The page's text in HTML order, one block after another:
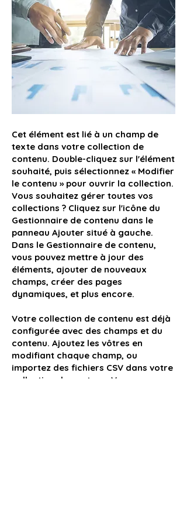
Cet élément est lié à un champ de
texte dans votre collection de
contenu. Double-cliquez sur l'élément
souhaité, puis sélectionnez « Modifier
le contenu » pour ouvrir la collection.
Vous souhaitez gérer toutes vos
collections ? Cliquez sur l'icône du
Gestionnaire de contenu dans le
panneau Ajouter situé à gauche.
Dans le Gestionnaire de contenu,
vous pouvez mettre à jour des
éléments, ajouter de nouveaux
champs, créer des pages
dynamiques, et plus encore.
Votre collection de contenu est déjà
configurée avec des champs et du
contenu. Ajoutez les vôtres en
modifiant chaque champ, ou
importez des fichiers CSV dans votre
collection de contenu. Vous pouvez